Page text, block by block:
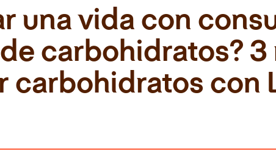
una vida con
carbohidratos? 3
carbohidratos con